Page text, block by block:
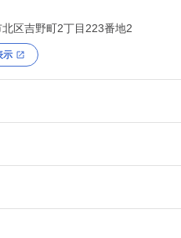
北区吉野町2丁目223番地2
示